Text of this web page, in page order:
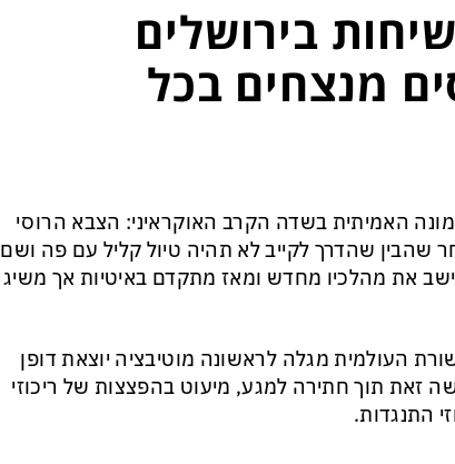
בירושלים
מנצחים בכל
האמיתית בשדה הקרב האוקראיני: הצבא הרוסי
שהבין שהדרך לקייב לא תהיה טיול קליל עם פה ושם
את מהלכיו מחדש ומאז מתקדם באיטיות אך משיג
העולמית מגלה לראשונה מוטיבציה יוצאת דופן
זאת תוך חתירה למגע, מיעוט בהפצצות של ריכוזי
התנגדות.